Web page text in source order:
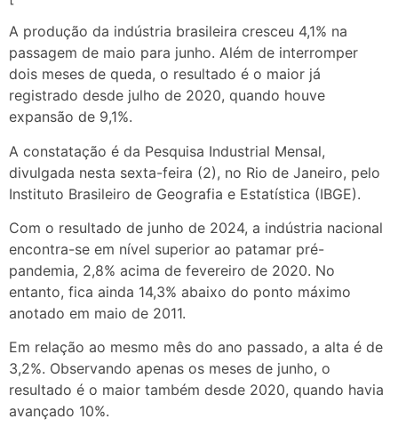
A produção da indústria brasileira cresceu 4,1% na
passagem de maio para junho. Além de interromper
dois meses de queda, o resultado é o maior já
registrado desde julho de 2020, quando houve
expansão de 9,1%.
A constatação é da Pesquisa Industrial Mensal,
divulgada nesta sexta-feira (2), no Rio de Janeiro, pelo
Instituto Brasileiro de Geografia e Estatística (IBGE).
Com o resultado de junho de 2024, a indústria nacional
encontra-se em nível superior ao patamar pré-
pandemia, 2,8% acima de fevereiro de 2020. No
entanto, fica ainda 14,3% abaixo do ponto máximo
anotado em maio de 2011.
Em relação ao mesmo mês do ano passado, a alta é de
3,2%. Observando apenas os meses de junho, o
resultado é o maior também desde 2020, quando havia
avançado 10%.